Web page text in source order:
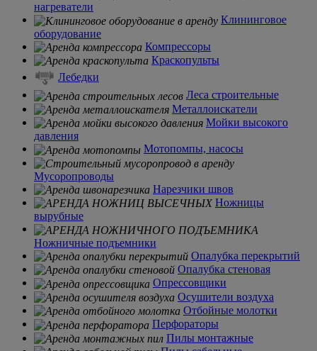
нагреватели
Клининговое
оборудование
Компрессоры
Краскопульты
Лебедки
Леса строительные
Металлоискатели
Мойки высокого
давления
Мотопомпы, насосы
Мусоропроводы
Нарезчики швов
Ножницы
вырубные
Ножничные подъемники
Опалубка перекрытий
Опалубка стеновая
Опрессовщики
Осушители воздуха
Отбойные молотки
Перфораторы
Пилы монтажные